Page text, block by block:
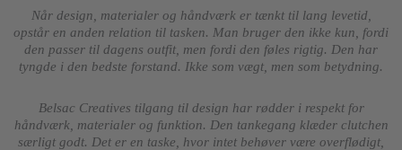
Når design, materialer og håndværk er tænkt til lang levetid,
opstår en anden relation til tasken. Man bruger den ikke kun, fordi
den passer til dagens outfit, men fordi den føles rigtig. Den har
tyngde i den bedste forstand. Ikke som vægt, men som betydning.
Belsac Creatives tilgang til design har rødder i respekt for
håndværk, materialer og funktion. Den tankegang klæder clutchen
særligt godt. Det er en taske, hvor intet behøver være overflødigt,